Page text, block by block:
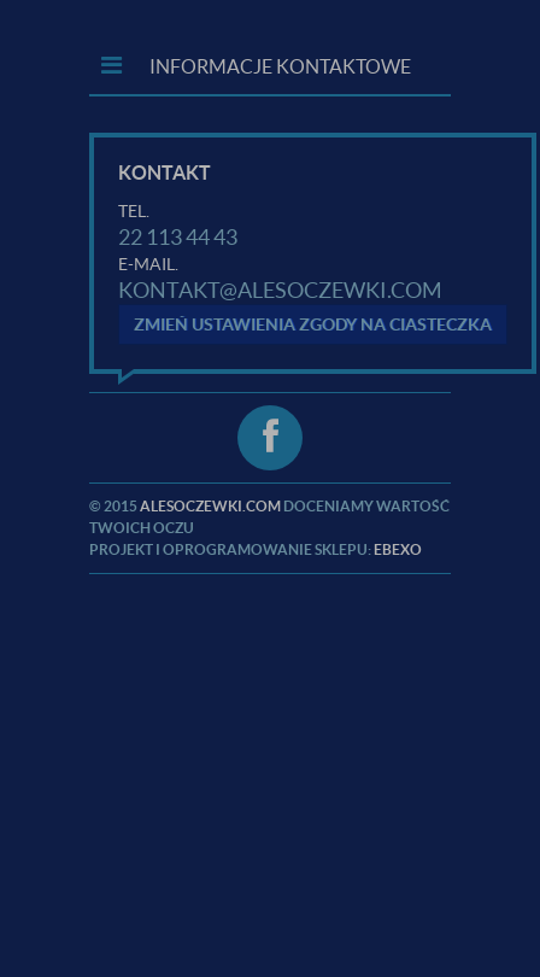
INFORMACJE KONTAKTOWE
KONTAKT
TEL.
22 113 44 43
E-MAIL.
KONTAKT@ALESOCZEWKI.COM
ZMIEŃ USTAWIENIA ZGODY NA CIASTECZKA
© 2015 ALESOCZEWKI.COM DOCENIAMY WARTOŚĆ
TWOICH OCZU
PROJEKT I OPROGRAMOWANIE SKLEPU: EBEXO